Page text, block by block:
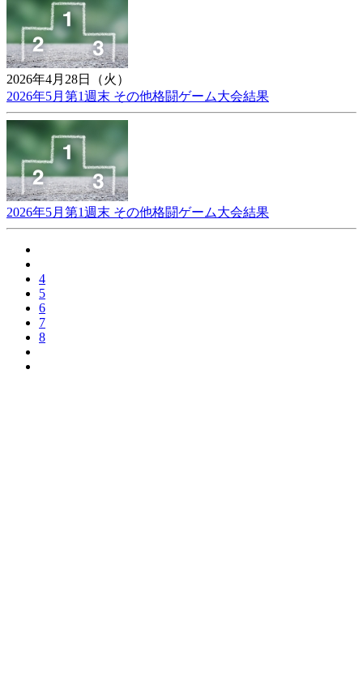
2026年4月28日（火）
2026年5月第1週末 その他格闘ゲーム大会結果
2026年5月第1週末 その他格闘ゲーム大会結果
4
5
6
7
8